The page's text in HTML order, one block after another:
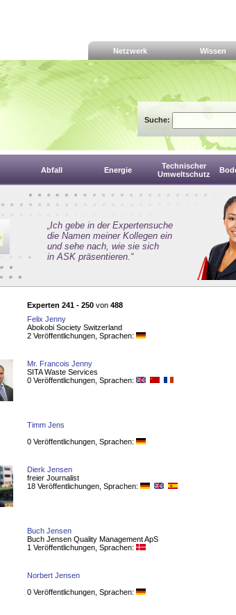
Netzwerk Wissen
Suche:
Abfall Energie
Technischer
Umweltschutz
„Ich gebe in der Expertensuche
die Namen meiner Kollegen ein
und sehe nach, wie sie sich
in ASK präsentieren.“
Experten 241 - 250 von 488
Felix Jenny
Abokobi Society Switzerland
2 Veröffentlichungen, Sprachen:
Mr. Francois Jenny
SITA Waste Services
0 Veröffentlichungen, Sprachen:
Timm Jens
0 Veröffentlichungen, Sprachen:
Dierk Jensen
freier Journalist
18 Veröffentlichungen, Sprachen:
Buch Jensen
Buch Jensen Quality Management ApS
1 Veröffentlichungen, Sprachen:
Norbert Jensen
0 Veröffentlichungen, Sprachen: